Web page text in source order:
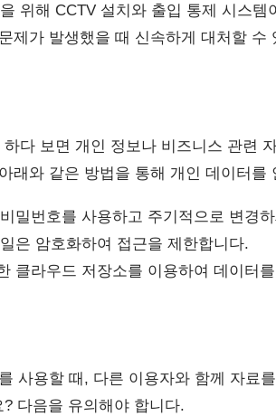
위해 CCTV 설치와 출입 통제 시스
제가 발생했을 때 신속하게 대처할 수
다 보면 개인 정보나 비즈니스 관련
래와 같은 방법을 통해 개인 데이터를
밀번호를 사용하고 주기적으로 변경
은 암호화하여 접근을 제한합니다.
클라우드 저장소를 이용하여 데이터
사용할 때, 다른 이용자와 함께 자료
다음을 유의해야 합니다.